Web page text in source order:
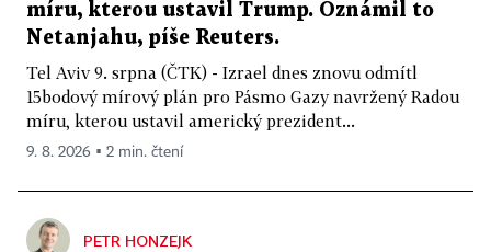
míru, kterou ustavil Trump. Oznámil to
Netanjahu, píše Reuters.
Tel Aviv 9. srpna (ČTK) - Izrael dnes znovu odmítl
15bodový mírový plán pro Pásmo Gazy navržený Radou
míru, kterou ustavil americký prezident...
9. 8. 2026 ▪ 2 min. čtení
PETR HONZEJK